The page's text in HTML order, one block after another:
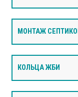
МОНТАЖ
КОЛЬЦА ЖБИ